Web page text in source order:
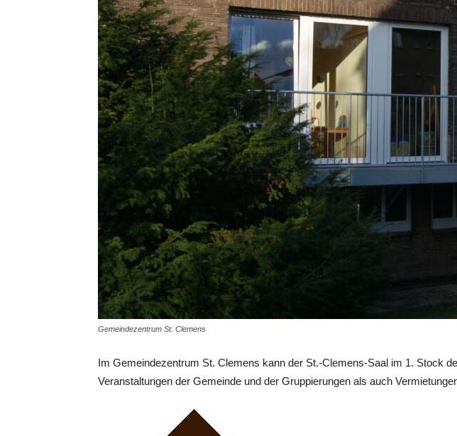
Gemeindezentrum St. Clemens
Im Gemeindezentrum St. Clemens kann der St.-Clemens-Saal im 1. Stock
Veranstaltungen der Gemeinde und der Gruppierungen als auch